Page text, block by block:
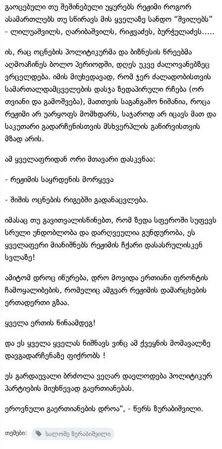
გაოცებული თუ შეშინებული უყურებს რეჟიმი როგორ
ასამართლებს თუ სწირავს მის ყველაზე სანდო “შვილებს”
- ლილუაშვილს, ღარიბაშვილს, რიჟვაძეს, ბურჭულაძეს…..
ის, რაც ოცნების პოლიტიკურმა და ბიზნესის წრეებმა
აღმოაჩინეს ბოლო პერიოდში, დღეს უკვე ძალოვანებზეც
ვრცელდება. იმის მიუხედავად, რომ ჯერ ძალადობისთვის
სამართალდამცველების დასჯა ზედაპირული რჩება (ორ
თვიანი და გამოშვება), მათთვის საგანგაშო ნიშანია, როცა
რეჟიმი არ უარყოფს მომხდარს, საჯაროდ არ იცავს მათ და
საკუთარი გადარჩენისთვის მსხვერპლის გაწირვისთვის
მზად არის.
ამ ყველაფრიდან ორი მთავარი დასკვნაა:
- რეჟიმის საყრდენის მორყევა
- შიშის ოცნების რიგებში გადანაცვლება.
იმასაც თუ გავითვალისწინებთ, რომ ზედა სფეროში სუფევს
სრული უნდობლობა და დარღვეულია გუნდურობა, ეს
ყველაფერი მიანიშნებს რეჟიმის ჩქარი დასასრულისკენ
სვლაზე!
ამიტომ დროც იწურება, დრო მოვიდა ერთიანი ფრონტის
ჩამოყალიბების, რომელიც ამგვარ რეჟიმის დამარცხების
ერთადერთი გზაა.
ყველა ერთის წინაამდეგ!
და ეს ყველა ყველას ნიშნავს ვინც ამ ქვეყნის მომავალზე
დავგადარჩენაზე ფიქრობს !
ეს გარდაუვალი ბრძოლა ვეღარ დაელოდება პოლიტიკურ
პარტიების მიუხწევად გაერთიანებას.
ეროვნული გაერთიანების დროა", - წერს ზურაბიშვილი.
თემები: სალომე ზურაბიშვილი